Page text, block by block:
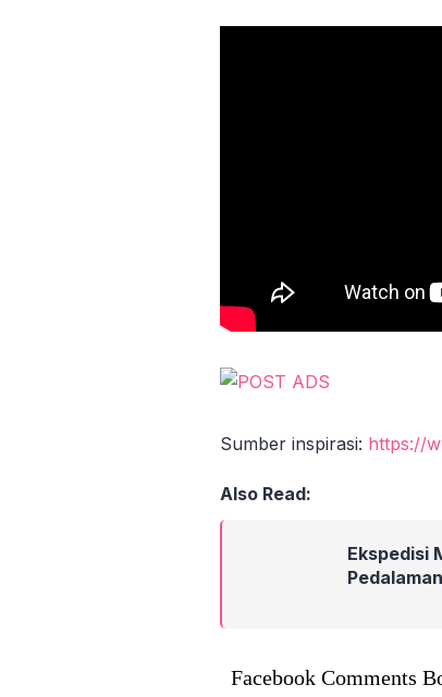
Sumber inspirasi: https://
Also Read:
Ekspedisi
Facebook Comments